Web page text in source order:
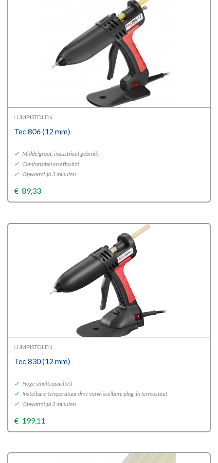
LIJMPISTOLEN
Tec 806 (12 mm)
✓ Middelgroot, industrieel gebruik
✓ Comfortabel en efficiënt
✓ Opwarmtijd 3 minuten
€ 89,33
LIJMPISTOLEN
Tec 830 (12 mm)
✓ Hoge smeltcapaciteit
✓ Instelbare temperatuur dmv verwisselbare plug-in termostaat
✓ Opwarmtijd 2 minuten
€ 199,11